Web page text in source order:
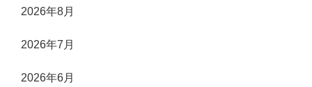
2026年8月
2026年7月
2026年6月